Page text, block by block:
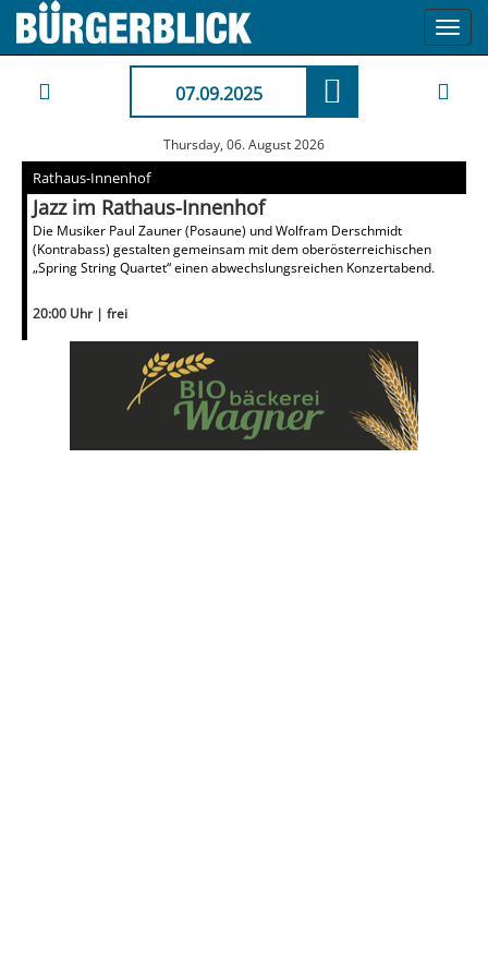
07.09.2025
Thursday, 06. August 2026
Rathaus-Innenhof
Jazz im Rathaus-Innenhof
Die Musiker Paul Zauner (Posaune) und Wolfram Derschmidt
(Kontrabass) gestalten gemeinsam mit dem oberösterreichischen
„Spring String Quartet“ einen abwechslungsreichen Konzertabend.
20:00 Uhr | frei